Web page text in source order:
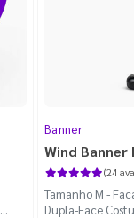
Banner
Wind
(24
Tamanho M -
Dupla-Face